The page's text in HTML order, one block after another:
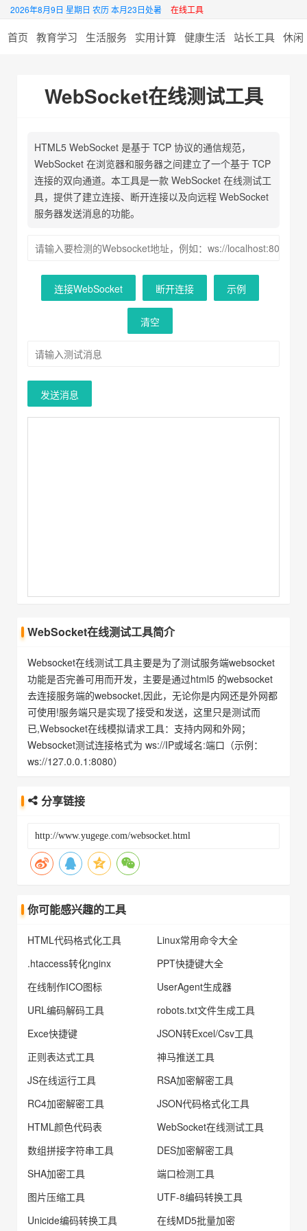
2026年8月9日 星期日 农历 本月23日处暑 在线工具
首页 教育学习 生活服务 实用计算 健康生活 站长工具 休闲
WebSocket在线测试工具
HTML5 WebSocket 是基于 TCP 协议的通信规范，
WebSocket 在浏览器和服务器之间建立了一个基于 TCP
连接的双向通道。本工具是一款 WebSocket 在线测试工
具，提供了建立连接、断开连接以及向远程 WebSocket
服务器发送消息的功能。
连接WebSocket 断开连接 示例
清空
发送消息
WebSocket在线测试工具简介
Websocket在线测试工具主要是为了测试服务端websocket
功能是否完善可用而开发，主要是通过html5 的websocket
去连接服务端的websocket,因此，无论你是内网还是外网都
可使用!服务端只是实现了接受和发送，这里只是测试而
已,Websocket在线模拟请求工具：支持内网和外网；
Websocket测试连接格式为 ws://IP或域名:端口（示例：
ws://127.0.0.1:8080）
分享链接
你可能感兴趣的工具
HTML代码格式化工具
Linux常用命令大全
.htaccess转化nginx
PPT快捷键大全
在线制作ICO图标
UserAgent生成器
URL编码解码工具
robots.txt文件生成工具
Exce快捷键
JSON转Excel/Csv工具
正则表达式工具
神马推送工具
JS在线运行工具
RSA加密解密工具
RC4加密解密工具
JSON代码格式化工具
HTML颜色代码表
WebSocket在线测试工具
数组拼接字符串工具
DES加密解密工具
SHA加密工具
端口检测工具
图片压缩工具
UTF-8编码转换工具
Unicide编码转换工具
在线MD5批量加密